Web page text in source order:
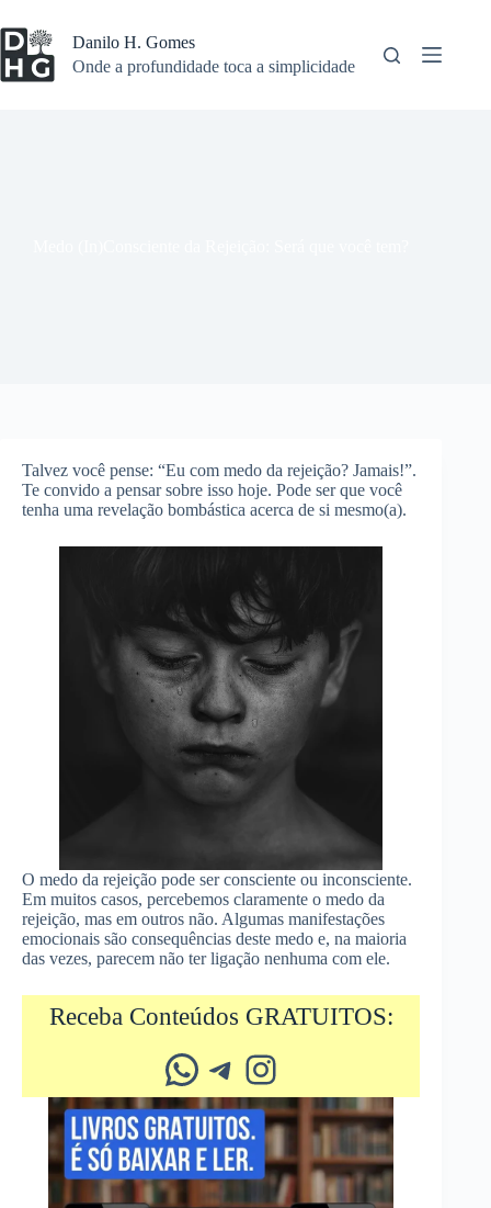
para
o
conteúdo
Danilo H. Gomes
Onde a profundidade toca a simplicidade
Talvez você pense: “Eu com medo da rejeição? Jamais!”.
Te convido a pensar sobre isso hoje. Pode ser que você
tenha uma revelação bombástica acerca de si mesmo(a).
O medo da rejeição pode ser consciente ou inconsciente.
Em muitos casos, percebemos claramente o medo da
rejeição, mas em outros não. Algumas manifestações
emocionais são consequências deste medo e, na maioria
das vezes, parecem não ter ligação nenhuma com ele.
Receba Conteúdos GRATUITOS:
Whatsapp Telegram Instagram